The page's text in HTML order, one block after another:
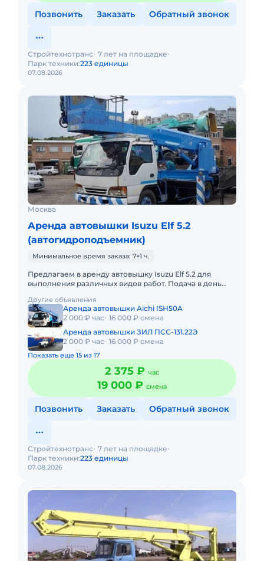
Позвонить Заказать Обратный звонок
07.08.2026
Стройтехнотранс 7 лет на площадке
Парк техники:223 единицы
Москва
Аренда автовышки Isuzu Elf 5.2
(автогидроподъемник)
Минимальное время заказа: 7+1 ч.
Предлагаем в аренду автовышку Isuzu Elf 5.2 для
выполнения различных видов работ. Подача в день
Топливо включен
Другие объявления
Аренда автовышки Aichi ISH50A
2 000 ₽ час 16 000 ₽ смена
Аренда автовышки ЗИЛ ПСС-131.22Э
2 000 ₽ час 16 000 ₽ смена
Показать еще 15 из 17
2 375 ₽ час
19 000 ₽ смена
Позвонить Заказать Обратный звонок
07.08.2026
Стройтехнотранс 7 лет на площадке
Парк техники:223 единицы